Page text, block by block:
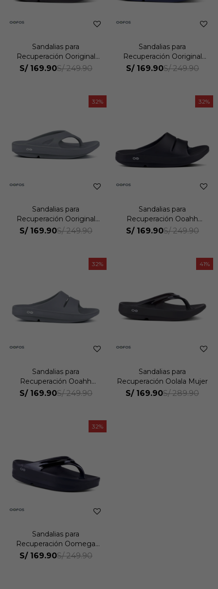
Sandalias para
Recuperación Ooriginal
Unisex
S/ 169.90S/ 249.90
Sandalias para
Recuperación Ooriginal
Unisex
S/ 169.90S/ 249.90
32
Sandalias para
Recuperación Ooriginal
Unisex
S/ 169.90S/ 249.90
32
Sandalias para
Recuperación Ooahh
Unisex
S/ 169.90S/ 249.90
32
Sandalias para
Recuperación Ooahh
Mujer
S/ 169.90S/ 249.90
41
Sandalias para
Recuperación Oolala Mujer
S/ 169.90S/ 289.90
32
Sandalias para
Recuperación Oomega
Thong Mujer
S/ 169.90S/ 249.90